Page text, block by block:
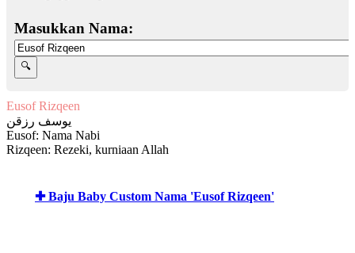
Masukkan Nama:
Eusof Rizqeen
يوسف رزقن
Eusof: Nama Nabi
Rizqeen: Rezeki, kurniaan Allah
✚ Baju Baby Custom Nama 'Eusof Rizqeen'